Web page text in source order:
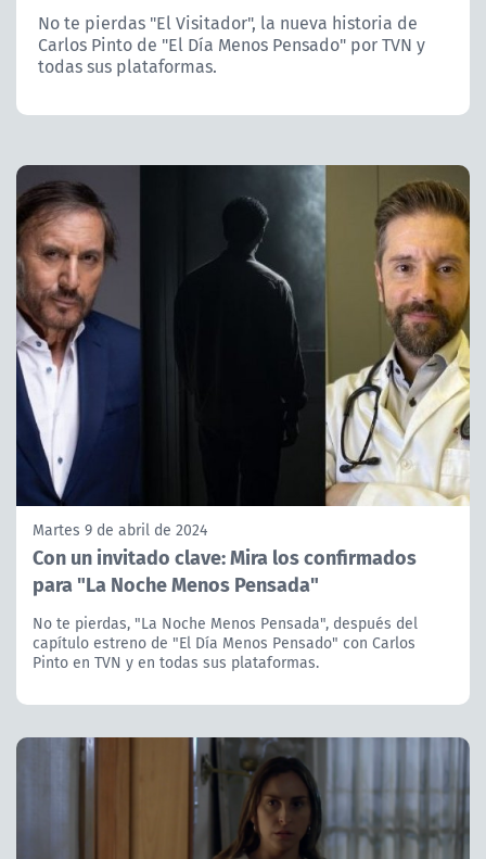
No te pierdas "El Visitador", la nueva historia de
Carlos Pinto de "El Día Menos Pensado" por TVN y
todas sus plataformas.
Martes 9 de abril de 2024
Con un invitado clave: Mira los confirmados
para "La Noche Menos Pensada"
No te pierdas, "La Noche Menos Pensada", después del
capítulo estreno de "El Día Menos Pensado" con Carlos
Pinto en TVN y en todas sus plataformas.